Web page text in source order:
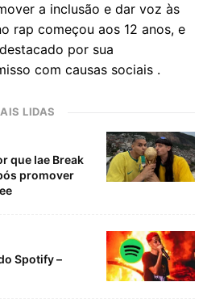
a inclusão e dar voz às
rap começou aos 12 anos, e
por sua
com causas sociais .
LIDAS
que Iae Break
promover
Spotify –